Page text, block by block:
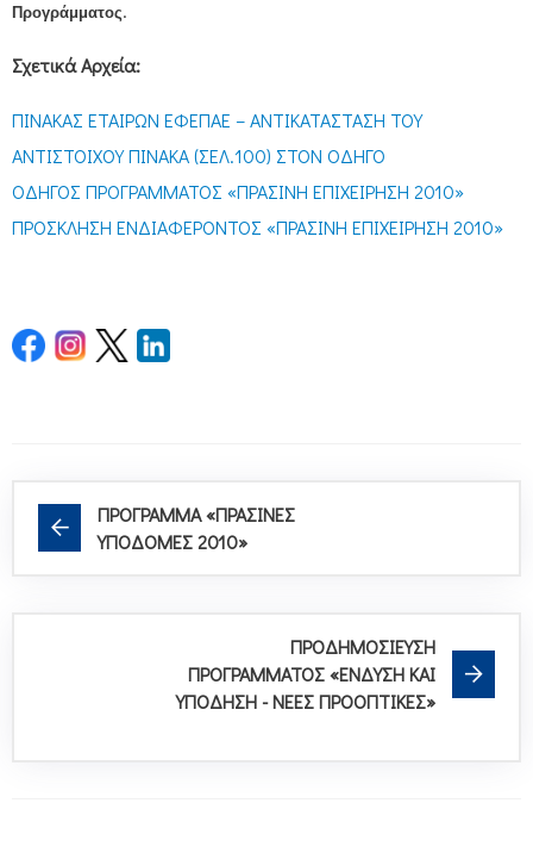
Προγράμματος.
Σχετικά Αρχεία:
ΠΙΝΑΚΑΣ ΕΤΑΙΡΩΝ ΕΦΕΠΑΕ – ΑΝΤΙΚΑΤΑΣΤΑΣΗ ΤΟΥ
ΑΝΤΙΣΤΟΙΧΟΥ ΠΙΝΑΚΑ (ΣΕΛ.100) ΣΤΟΝ ΟΔΗΓΟ
ΟΔΗΓΟΣ ΠΡΟΓΡΑΜΜΑΤΟΣ «ΠΡΑΣΙΝΗ ΕΠΙΧΕΙΡΗΣΗ 2010»
ΠΡΟΣΚΛΗΣΗ ΕΝΔΙΑΦΕΡΟΝΤΟΣ «ΠΡΑΣΙΝΗ ΕΠΙΧΕΙΡΗΣΗ 2010»
ΠΡΟΓΡΑΜΜΑ «ΠΡΑΣΙΝΕΣ
ΥΠΟΔΟΜΕΣ 2010»
ΠΡΟΔΗΜΟΣΙΕΥΣΗ
ΠΡΟΓΡΑΜΜΑΤΟΣ «ΕΝΔΥΣΗ ΚΑΙ
ΥΠΟΔΗΣΗ - ΝΕΕΣ ΠΡΟΟΠΤΙΚΕΣ»